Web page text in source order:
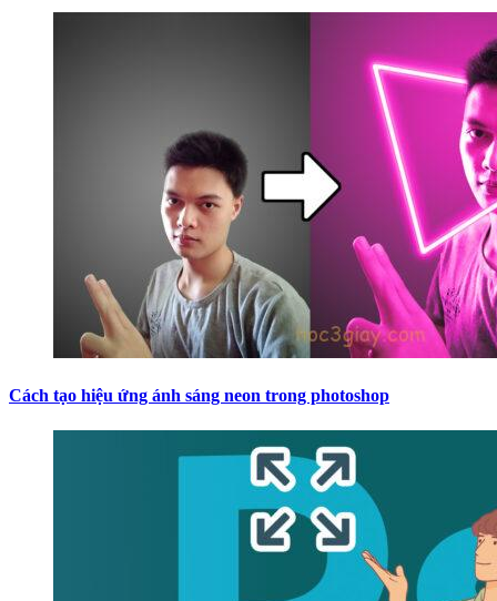
Cách tạo hiệu ứng ánh sáng neon trong photoshop